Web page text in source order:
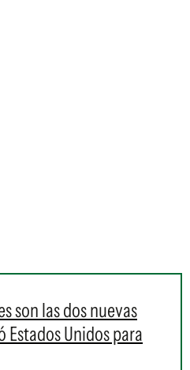
son las dos nuevas
Unidos para